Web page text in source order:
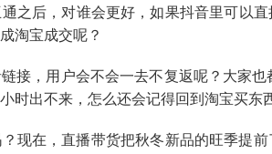
之后，对谁会更好，如果抖音里可以
淘宝成交呢？
接，用户会不会一去不复返呢？大家
出不来，怎么还会记得回到淘宝买东
现在，直播带货把秋冬新品的旺季提前